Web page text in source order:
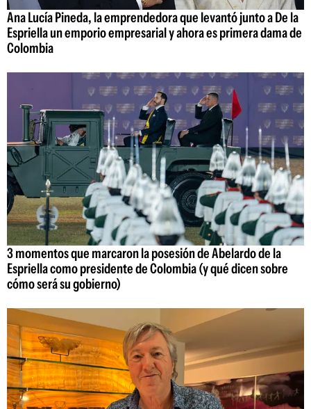
Ana Lucía Pineda, la emprendedora que levantó junto a De la
Espriella un emporio empresarial y ahora es primera dama de
Colombia
3 momentos que marcaron la posesión de Abelardo de la
Espriella como presidente de Colombia (y qué dicen sobre
cómo será su gobierno)